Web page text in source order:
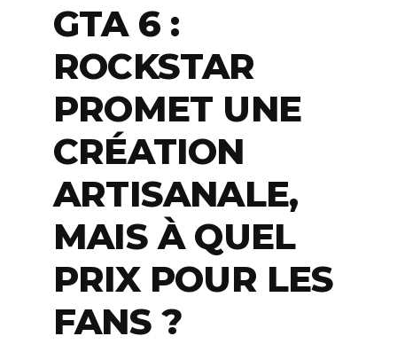
GTA 6 :
ROCKSTAR
PROMET UNE
CRÉATION
ARTISANALE,
MAIS À QUEL
PRIX POUR LES
FANS ?